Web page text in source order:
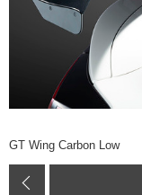
GT Wing Carbon Low